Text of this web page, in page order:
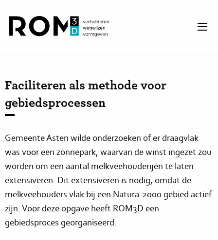
Faciliteren als methode voor
gebiedsprocessen
Gemeente Asten wilde onderzoeken of er draagvlak
was voor een zonnepark, waarvan de winst ingezet zou
worden om een aantal melkveehouderijen te laten
extensiveren. Dit extensiveren is nodig, omdat de
melkveehouders vlak bij een Natura-2000 gebied actief
zijn. Voor deze opgave heeft ROM3D een
gebiedsproces georganiseerd.